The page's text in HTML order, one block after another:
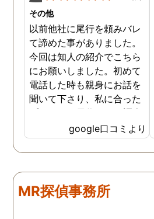
その他
以前他社に尾行を頼みバレ
て諦めた事がありました。
今回は知人の紹介でこちら
にお願いしました。初めて
電話した時も親身にお話を
聞いて下さり、私に合った
プランで15日位かけて調査
してもらいました。 噂通り
調査も細かく、こんな所ま
でしっかり撮ってくれたん
拠で旦那と今後の話しが早
く進みそうです。また結果
google口コミより
MR探偵事務所